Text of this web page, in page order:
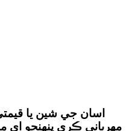
اسان جي شين يا
مهرباني ڪري پنهنجو اي